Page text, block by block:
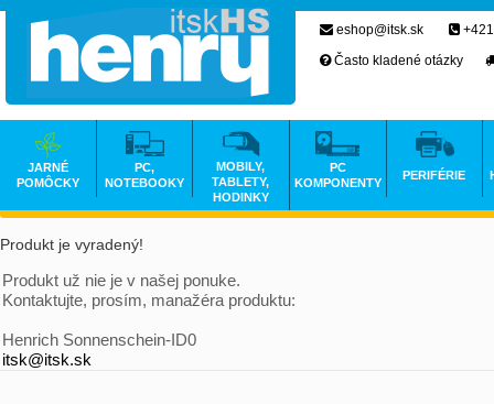
Produkt je vyradený!
Produkt už nie je v našej ponuke.
Kontaktujte, prosím, manažéra produktu:
Henrich Sonnenschein-ID0
itsk@itsk.sk
eshop@itsk.sk
Často kladené otázky
JARNÉ
POMÔCKY
PC,
NOTEBOOKY
MOBILY,
TABLETY,
HODINKY
PC
KOMPONENTY
PERIFÉRIE